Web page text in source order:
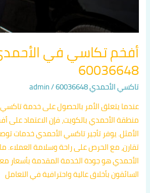
أفخم تكاسي في
60036648
تاكسي الأحمدي 60036648 /
admin
عندما يتعلق الأمر بالحصول على خدمة
منطقة الأحمدي بالكويت، فإن الاعتماد على
الأمثل. يوفر تأجير تاكسي الأحمدي خدمات
تقارن، مع الحرص على راحة وسلامة العملاء.
الأحمدي هو جودة الخدمة المقدمة بأسعار
السائقون بأخلاق عالية واحترافية في التعامل